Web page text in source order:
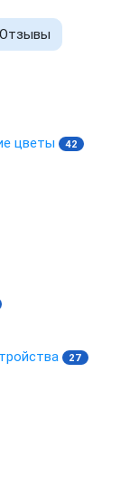
Отзывы
цветы 42
27